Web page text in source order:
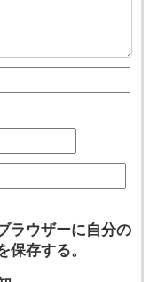
ラウザーに自分の
保存する。